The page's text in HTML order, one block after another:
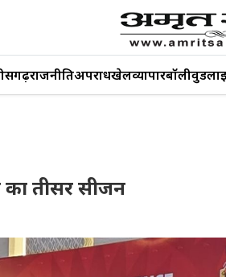
राजनीतिअपराधखेलव्यापारबॉलीवुड
तीसर सीजन